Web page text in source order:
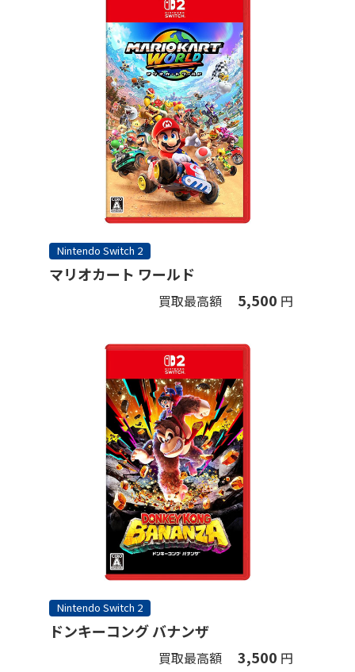
Nintendo Switch 2
マリオカート ワールド
買取最高額 5,500 円
Nintendo Switch 2
ドンキーコング バナンザ
買取最高額 3,500 円